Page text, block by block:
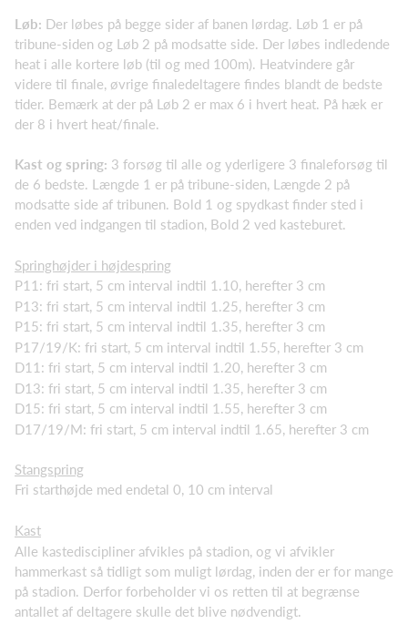
Løb: Der løbes på begge sider af banen lørdag. Løb 1 er på
tribune-siden og Løb 2 på modsatte side. Der løbes indledende
heat i alle kortere løb (til og med 100m). Heatvindere går
videre til finale, øvrige finaledeltagere findes blandt de bedste
tider. Bemærk at der på Løb 2 er max 6 i hvert heat. På hæk er
der 8 i hvert heat/finale.
Kast og spring: 3 forsøg til alle og yderligere 3 finaleforsøg til
de 6 bedste. Længde 1 er på tribune-siden, Længde 2 på
modsatte side af tribunen. Bold 1 og spydkast finder sted i
enden ved indgangen til stadion, Bold 2 ved kasteburet.
Springhøjder i højdespring
P11: fri start, 5 cm interval indtil 1.10, herefter 3 cm
P13: fri start, 5 cm interval indtil 1.25, herefter 3 cm
P15: fri start, 5 cm interval indtil 1.35, herefter 3 cm
P17/19/K: fri start, 5 cm interval indtil 1.55, herefter 3 cm
D11: fri start, 5 cm interval indtil 1.20, herefter 3 cm
D13: fri start, 5 cm interval indtil 1.35, herefter 3 cm
D15: fri start, 5 cm interval indtil 1.55, herefter 3 cm
D17/19/M: fri start, 5 cm interval indtil 1.65, herefter 3 cm
Stangspring
Fri starthøjde med endetal 0, 10 cm interval
Kast
Alle kastediscipliner afvikles på stadion, og vi afvikler
hammerkast så tidligt som muligt lørdag, inden der er for mange
på stadion. Derfor forbeholder vi os retten til at begrænse
antallet af deltagere skulle det blive nødvendigt.